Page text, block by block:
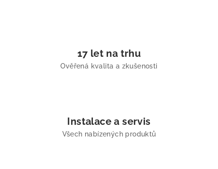
17 let na trhu
Ověřená kvalita a zkušenosti
Instalace a servis
Všech nabízených produktů